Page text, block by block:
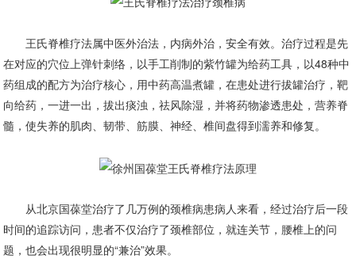
王氏脊椎疗法属中医外治法，内病外治，安全有效。治疗过程是先
在对应的穴位上弹针刺络，以手工削制的紫竹罐为给药工具，以48种中
药组成的配方为治疗核心，用中药高温煮罐，在患处进行拔罐治疗，靶
向给药，一进一出，拔出痰浊，祛风除湿，并将药物渗透患处，营养脊
髓，使失养的肌肉、韧带、筋膜、神经、椎间盘得到濡养和修复。
从北京国葆堂治疗了几万例的颈椎病患病人来看，经过治疗后一段
时间的追踪访问，患者不仅治疗了颈椎部位，就连关节，腰椎上的问
题，也会出现很明显的“兼治”效果。